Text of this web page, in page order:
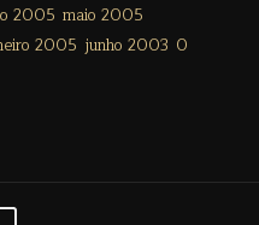
2005 maio 2005
2005 junho 2003 0